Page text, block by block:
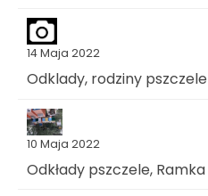
14 Maja 2022
Odklady, rodziny pszczele
10 Maja 2022
Odkłady pszczele,